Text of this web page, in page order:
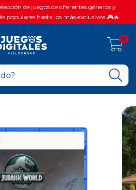
de juegos de diferentes géneros y
populares hasta los más exclusivos.🎮🔥
0